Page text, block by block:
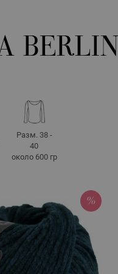
Разм. 38 -
40
около 600 гр